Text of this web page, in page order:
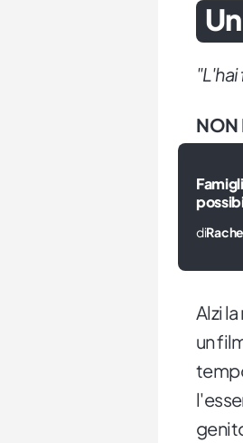
NON
di
Alzi
un